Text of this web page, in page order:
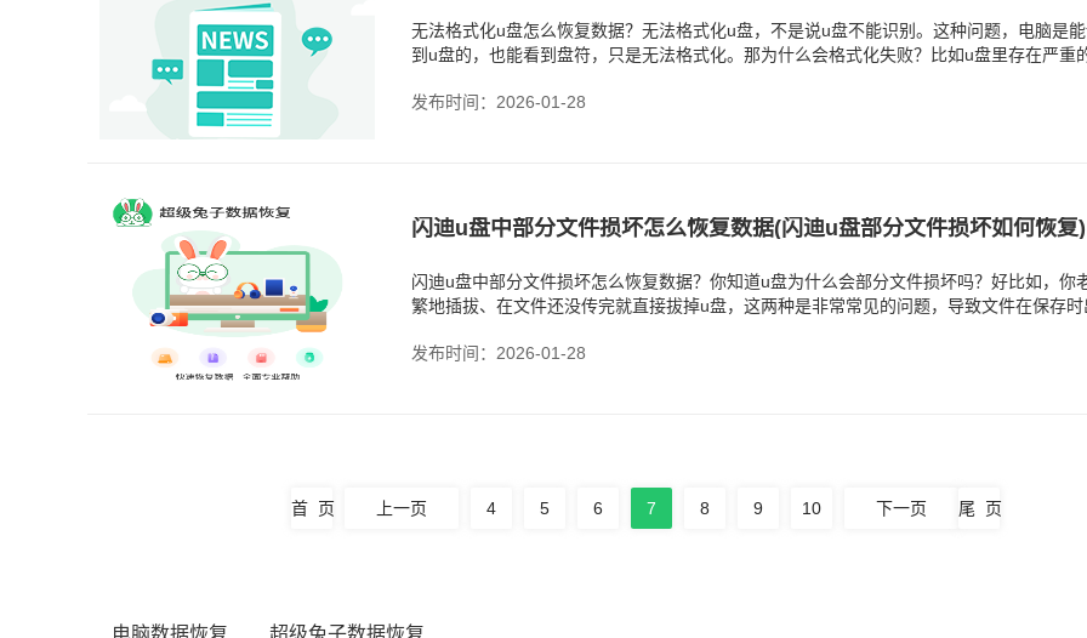
无法格式化u盘怎么恢复数据？无法格式化u盘，不是说u盘不能识别。这种问题，电脑是
到u盘的，也能看到盘符，只是无法格式化。那为什么会格式化失败？比如u盘里存在严重
发布时间：2026-01-28
‌闪迪u盘中部分文件损坏怎么恢复数据(‌闪迪u盘部分文件损坏如何恢复)
闪迪u盘中部分文件损坏怎么恢复数据？你知道u盘为什么会部分文件损坏吗？好比如，你
繁地插拔、在文件还没传完就直接拔掉u盘，这两种是非常常见的问题，导致文件在保存时
发布时间：2026-01-28
首 页 上一页 4 5 6 7 8 9 10 下一页 尾 页
电脑数据恢复 超级兔子数据恢复